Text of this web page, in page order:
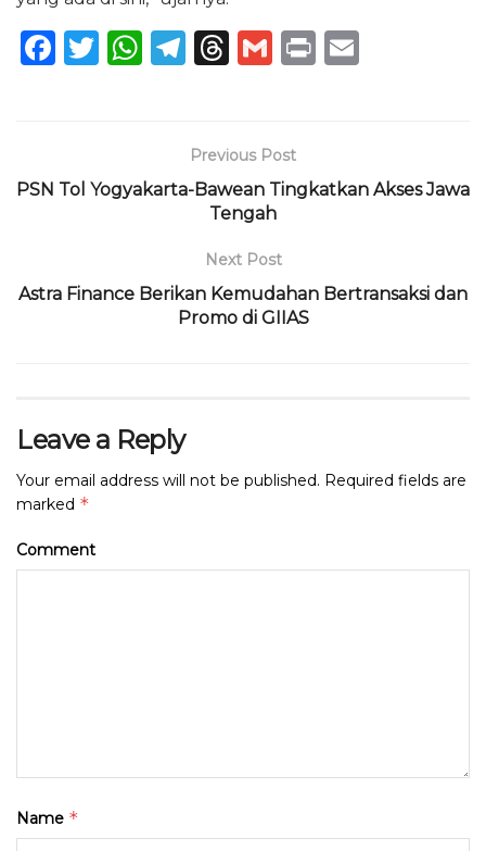
F
b
k
T
r
W
A
T
g
ra
m
T
a
d
s
G
l
P
Previous Post
PSN Tol Yogyakarta-Bawean Tingkatkan Akses Jawa
Tengah
Next Post
Astra Finance Berikan Kemudahan Bertransaksi dan
Promo di GIIAS
Leave a Reply
Your email address will not be published. Required fields are
marked *
Comment
Name *